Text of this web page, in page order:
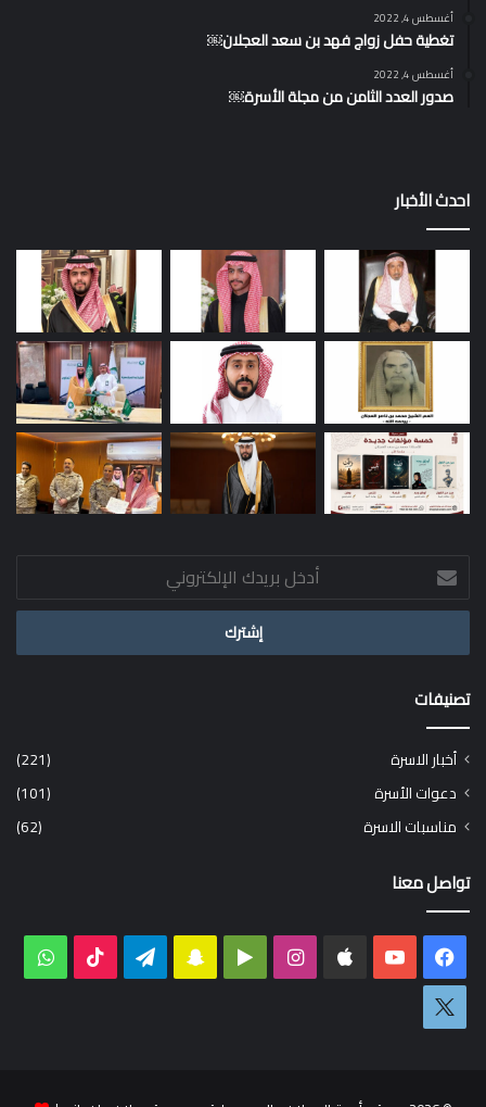
أغسطس 4, 2022
تغطية حفل زواج فهد بن سعد العجلان￼
أغسطس 4, 2022
صدور العدد الثامن من مجلة الأسرة￼
احدث الأخبار
أدخل
بريدك
الإلكتروني
تصنيفات
أخبار الاسرة
(221)
دعوات الأسرة
(101)
مناسبات الاسرة
(62)
تواصل معنا
فيسبوك ‫YouTube انستقرام ‏Google سناب
تيلقرام ‫TikTok